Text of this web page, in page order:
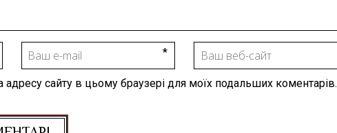
адресу сайту в цьому браузері для моїх подальших коментарів.